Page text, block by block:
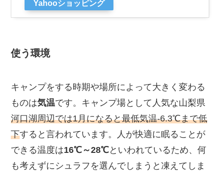
Yahooショッピング
使う環境
キャンプをする時期や場所によって大きく変わる
ものは気温です。キャンプ場として人気な山梨県
河口湖周辺では1月になると最低気温-6.3℃まで低
下すると言われています。人が快適に眠ることが
できる温度は16℃～28℃といわれているため、何
も考えずにシュラフを選んでしまうと凍えてしま